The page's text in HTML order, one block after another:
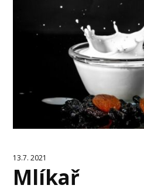
13.7. 2021
Mlíkař